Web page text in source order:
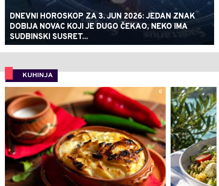
DNEVNI HOROSKOP ZA 3. JUN 2026: JEDAN ZNAK
DOBIJA NOVAC KOJI JE DUGO ČEKAO, NEKO IMA
SUDBINSKI SUSRET...
KUHINJA
0